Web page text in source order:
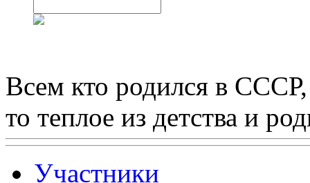
Всем кто родился в
то теплое из детства и
Участники